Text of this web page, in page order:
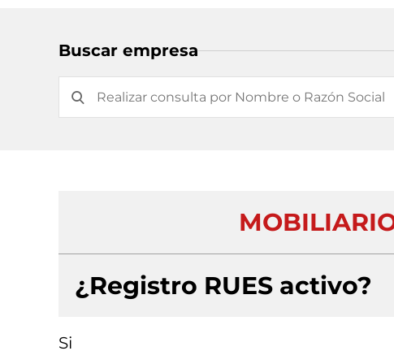
Buscar empresa
¿Registro RUES activo?
Si